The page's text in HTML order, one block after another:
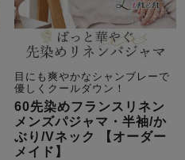
目にも爽やかなシャンブレーで
優しくクールダウン！
60先染めフランスリネン
メンズパジャマ・半袖/か
ぶり/Vネック 【オーダー
メイド】